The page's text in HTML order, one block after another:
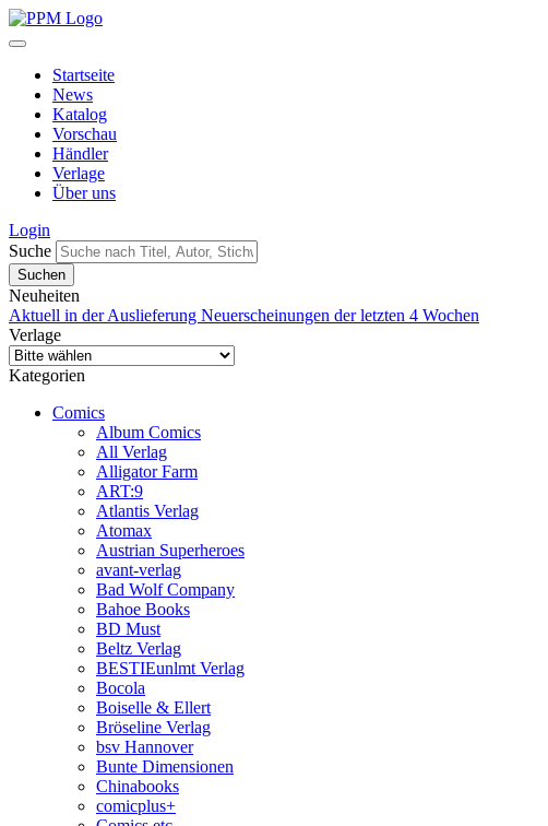
Startseite
News
Katalog
Vorschau
Händler
Verlage
Über uns
Login
Suche
Neuheiten
Aktuell in der Auslieferung Neuerscheinungen der letzten 4 Wochen
Verlage
Kategorien
Comics
Album Comics
All Verlag
Alligator Farm
ART:9
Atlantis Verlag
Atomax
Austrian Superheroes
avant-verlag
Bad Wolf Company
Bahoe Books
BD Must
Beltz Verlag
BESTIEunlmt Verlag
Bocola
Boiselle & Ellert
Bröseline Verlag
bsv Hannover
Bunte Dimensionen
Chinabooks
comicplus+